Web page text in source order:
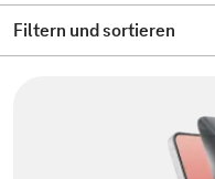
Filtern und sortieren